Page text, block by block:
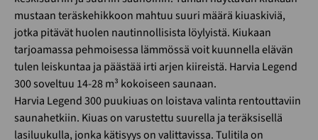
mustaan teräskehikkoon mahtuu suuri määrä kiuaskiviä,
jotka pitävät huolen nautinnollisista löylyistä. Kiukaan
tarjoamassa pehmoisessa lämmössä voit kuunnella elävän
tulen leiskuntaa ja päästää irti arjen kiireistä. Harvia Legend
300 soveltuu 14-28 m³ kokoiseen saunaan.
Harvia Legend 300 puukiuas on loistava valinta rentouttaviin
saunahetkiin. Kiuas on varustettu suurella ja teräksisellä
lasiluukulla, jonka kätisyys on valittavissa. Tulitila on